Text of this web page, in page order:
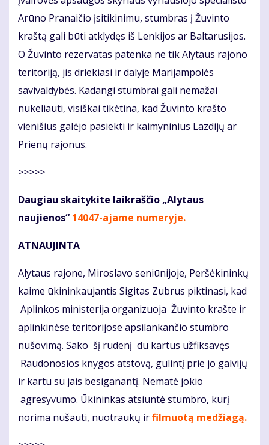
Arūno Pranaičio įsitikinimu, stumbras į Žuvinto
kraštą gali būti atklydęs iš Lenkijos ar Baltarusijos.
O Žuvinto rezervatas patenka ne tik Alytaus rajono
teritoriją, jis driekiasi ir dalyje Marijampolės
savivaldybės. Kadangi stumbrai gali nemažai
nukeliauti, visiškai tikėtina, kad Žuvinto krašto
vienišius galėjo pasiekti ir kaimyninius Lazdijų ar
Prienų rajonus.
>>>>>
Daugiau skaitykite laikraščio „Alytaus
naujienos“ 14047-ajame numeryje.
ATNAUJINTA
Alytaus rajone, Miroslavo seniūnijoje, Peršėkininkų
kaime ūkininkaujantis Sigitas Zubrus piktinasi, kad
Aplinkos ministerija organizuoja Žuvinto krašte ir
aplinkinėse teritorijose apsilankančio stumbro
nušovimą. Sako šį rudenį du kartus užfiksavęs
Raudonosios knygos atstovą, gulintį prie jo galvijų
ir kartu su jais besiganantį. Nematė jokio
agresyvumo. Ūkininkas atsiuntė stumbro, kurį
norima nušauti, nuotraukų irfilmuotą medžiagą.